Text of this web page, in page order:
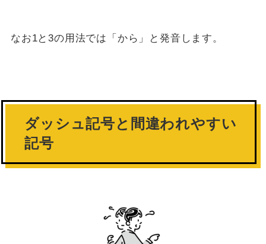
なお1と3の用法では「から」と発音します。
ダッシュ記号と間違われやすい
記号